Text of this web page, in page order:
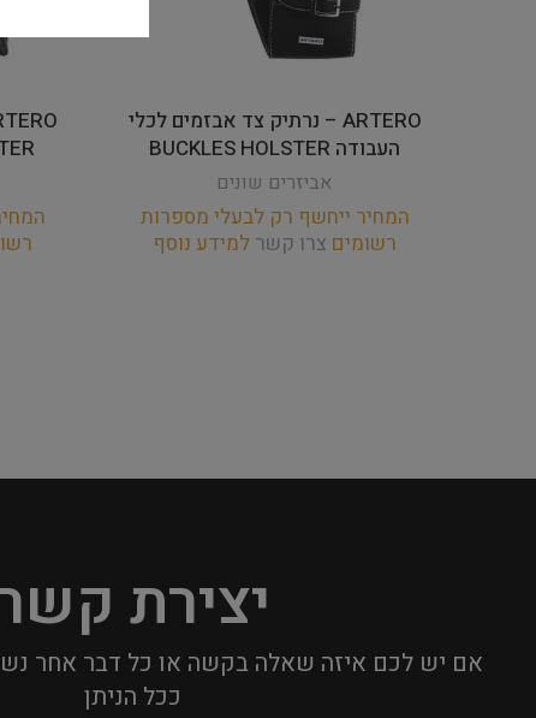
ARTERO – נרתיק צד אבזמים לכלי
העבודה BUCKLES HOLSTER
אביזרים שונים
המחיר ייחשף רק לבעלי מספרות
רשומים צרו קשר למידע נוסף
יצירת
אם יש לכם איזה שאלה בקשה או כל דבר אחר
ככל הניתן​